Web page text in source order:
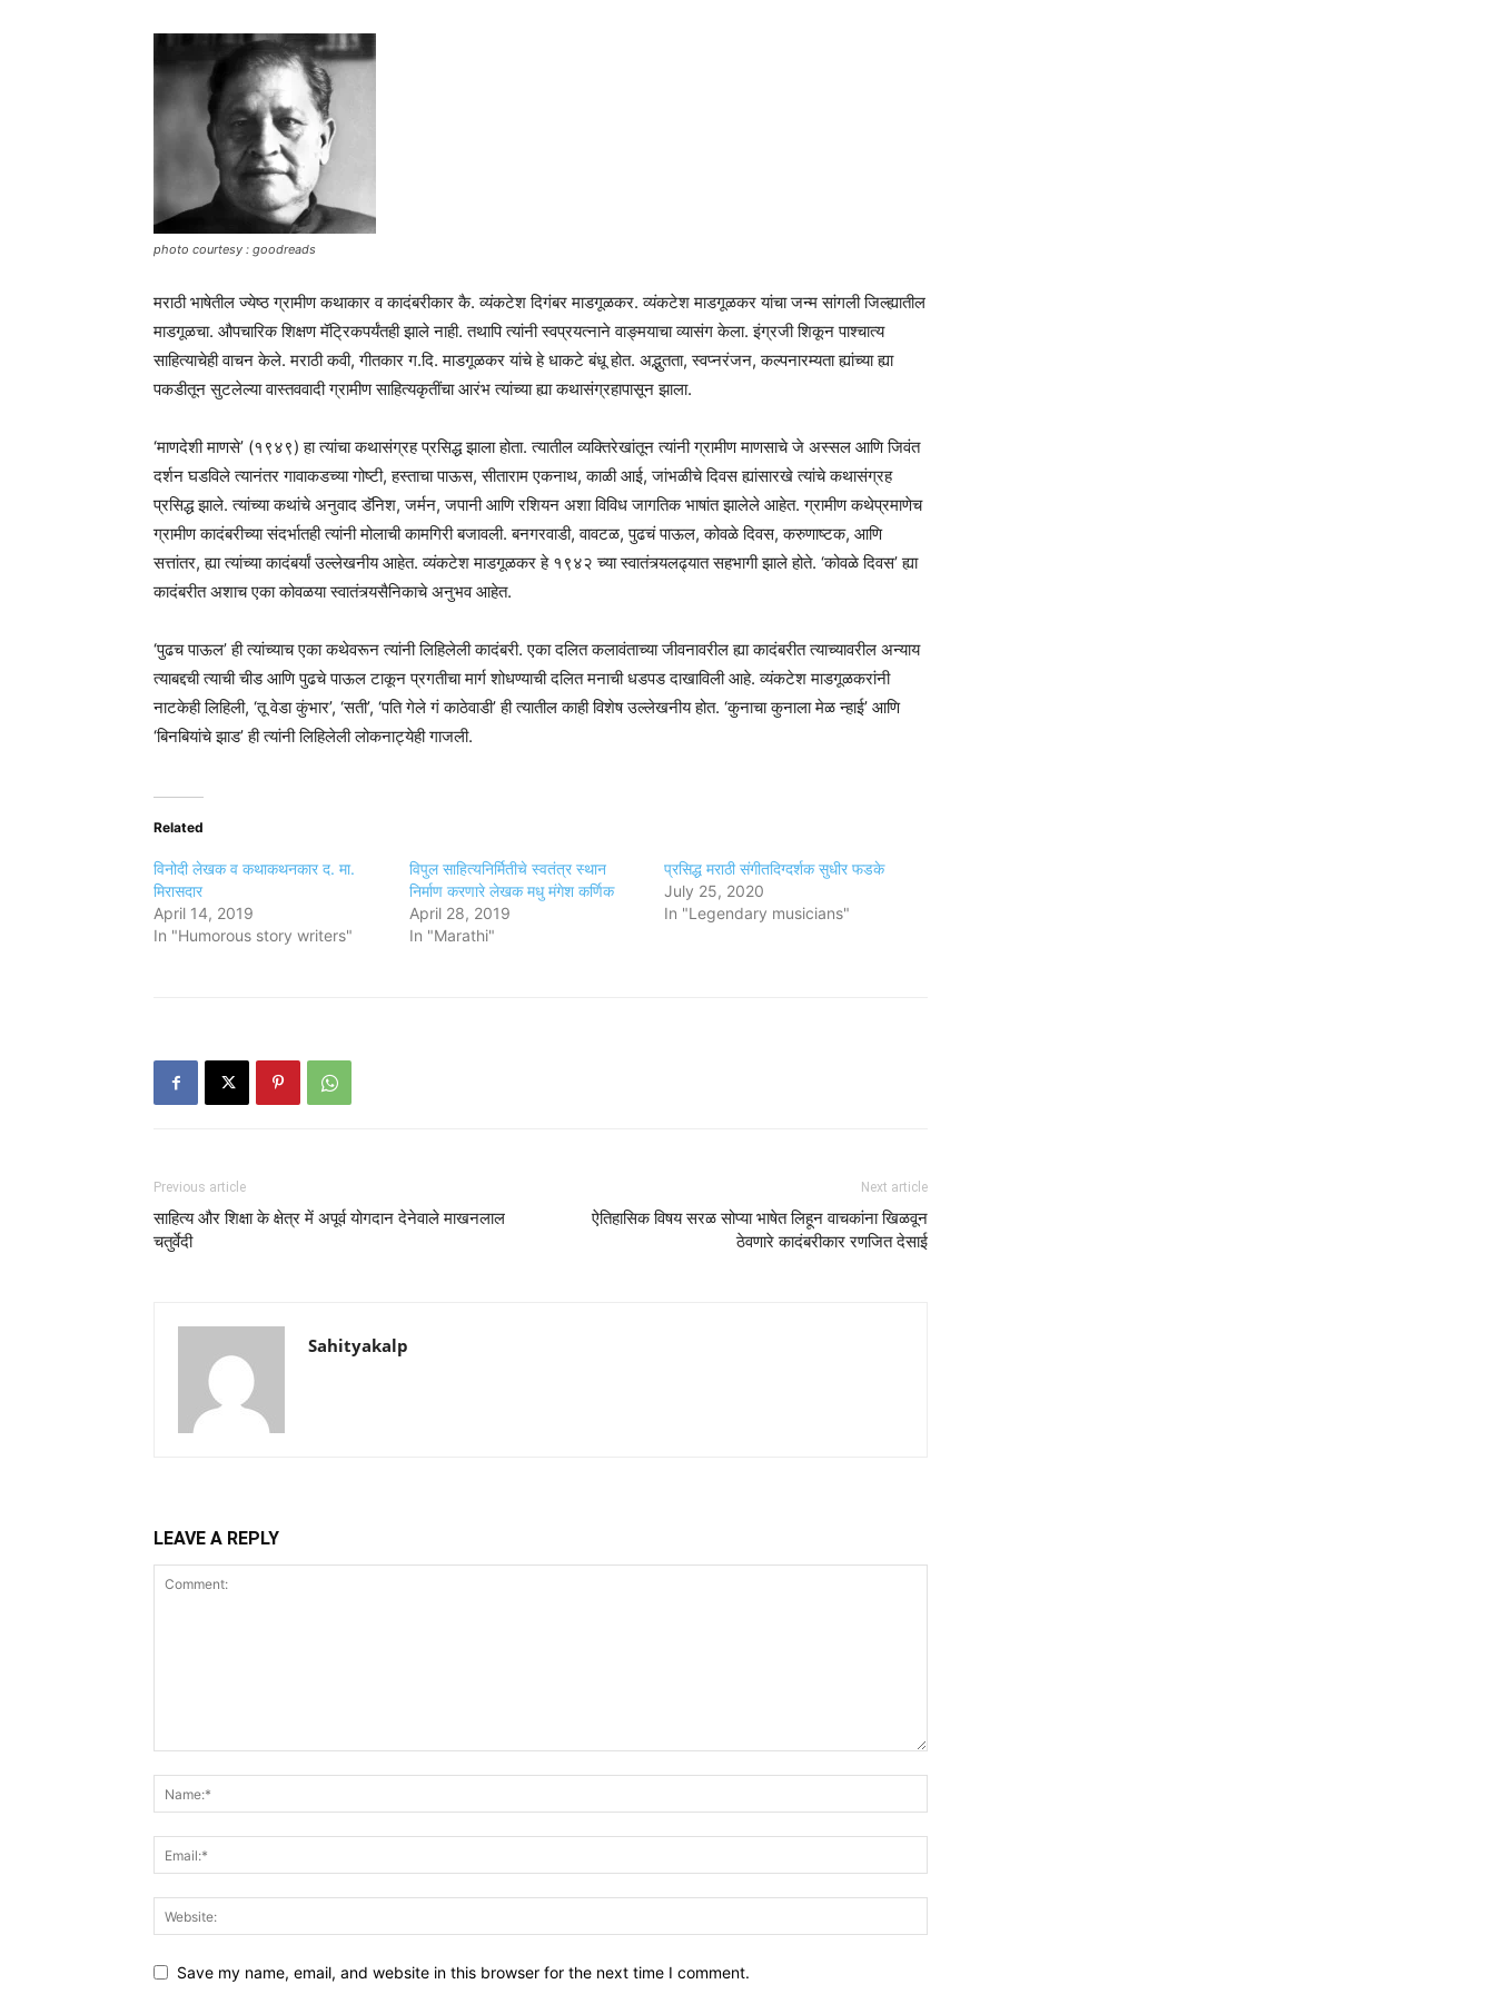
photo courtesy : goodreads
मराठी भाषेतील ज्येष्ठ ग्रामीण कथाकार व कादंबरीकार कै. व्यंकटेश दिगंबर माडगूळकर. व्यंकटेश माडगूळकर यांचा जन्म सांगली जिल्ह्यातील
माडगूळचा. औपचारिक शिक्षण मॅट्रिकपर्यंतही झाले नाही. तथापि त्यांनी स्वप्रयत्नाने वाङ्मयाचा व्यासंग केला. इंग्रजी शिकून पाश्चात्य
साहित्याचेही वाचन केले. मराठी कवी, गीतकार ग.दि. माडगूळकर यांचे हे धाकटे बंधू होत. अद्भुतता, स्वप्नरंजन, कल्पनारम्यता ह्यांच्या ह्या
पकडीतून सुटलेल्या वास्तववादी ग्रामीण साहित्यकृतींचा आरंभ त्यांच्या ह्या कथासंग्रहापासून झाला.
‘माणदेशी माणसे’ (१९४९) हा त्यांचा कथासंग्रह प्रसिद्ध झाला होता. त्यातील व्यक्तिरेखांतून त्यांनी ग्रामीण माणसाचे जे अस्सल आणि जिवंत
दर्शन घडविले त्यानंतर गावाकडच्या गोष्टी, हस्ताचा पाऊस, सीताराम एकनाथ, काळी आई, जांभळीचे दिवस ह्यांसारखे त्यांचे कथासंग्रह
प्रसिद्ध झाले. त्यांच्या कथांचे अनुवाद डॅनिश, जर्मन, जपानी आणि रशियन अशा विविध जागतिक भाषांत झालेले आहेत. ग्रामीण कथेप्रमाणेच
ग्रामीण कादंबरीच्या संदर्भातही त्यांनी मोलाची कामगिरी बजावली. बनगरवाडी, वावटळ, पुढचं पाऊल, कोवळे दिवस, करुणाष्टक, आणि
सत्तांतर, ह्या त्यांच्या कादंबर्यां उल्लेखनीय आहेत. व्यंकटेश माडगूळकर हे १९४२ च्या स्वातंत्र्यलढ्यात सहभागी झाले होते. ‘कोवळे दिवस’ ह्या
कादंबरीत अशाच एका कोवळया स्वातंत्र्यसैनिकाचे अनुभव आहेत.
‘पुढच पाऊल’ ही त्यांच्याच एका कथेवरून त्यांनी लिहिलेली कादंबरी. एका दलित कलावंताच्या जीवनावरील ह्या कादंबरीत त्याच्यावरील अन्याय
त्याबद्दची त्याची चीड आणि पुढचे पाऊल टाकून प्रगतीचा मार्ग शोधण्याची दलित मनाची धडपड दाखाविली आहे. व्यंकटेश माडगूळकरांनी
नाटकेही लिहिली, ‘तू वेडा कुंभार’, ‘सती’, ‘पति गेले गं काठेवाडी’ ही त्यातील काही विशेष उल्लेखनीय होत. ‘कुनाचा कुनाला मेळ न्हाई’ आणि
‘बिनबियांचे झाड’ ही त्यांनी लिहिलेली लोकनाट्येही गाजली.
Related
विनोदी लेखक व कथाकथनकार द. मा.
मिरासदार
April 14, 2019
In "Humorous story writers"
विपुल साहित्यनिर्मितीचे स्वतंत्र स्थान
निर्माण करणारे लेखक मधु मंगेश कर्णिक
April 28, 2019
In "Marathi"
प्रसिद्ध मराठी संगीतदिग्दर्शक सुधीर फडके
July 25, 2020
In "Legendary musicians"
Previous article
साहित्य और शिक्षा के क्षेत्र में अपूर्व योगदान देनेवाले माखनलाल
चतुर्वेदी
Next article
ऐतिहासिक विषय सरळ सोप्या भाषेत लिहून वाचकांना खिळवून
ठेवणारे कादंबरीकार रणजित देसाई
Sahityakalp
LEAVE A REPLY
Save my name, email, and website in this browser for the next time I comment.